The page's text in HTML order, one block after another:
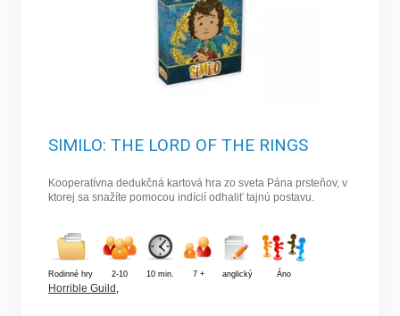
SIMILO: THE LORD OF THE RINGS
Kooperatívna dedukčná kartová hra zo sveta Pána prsteňov, v
ktorej sa snažíte pomocou indícií odhaliť tajnú postavu.
Rodinné hry 2-10 10 min. 7 + anglický Áno
Horrible Guild ,